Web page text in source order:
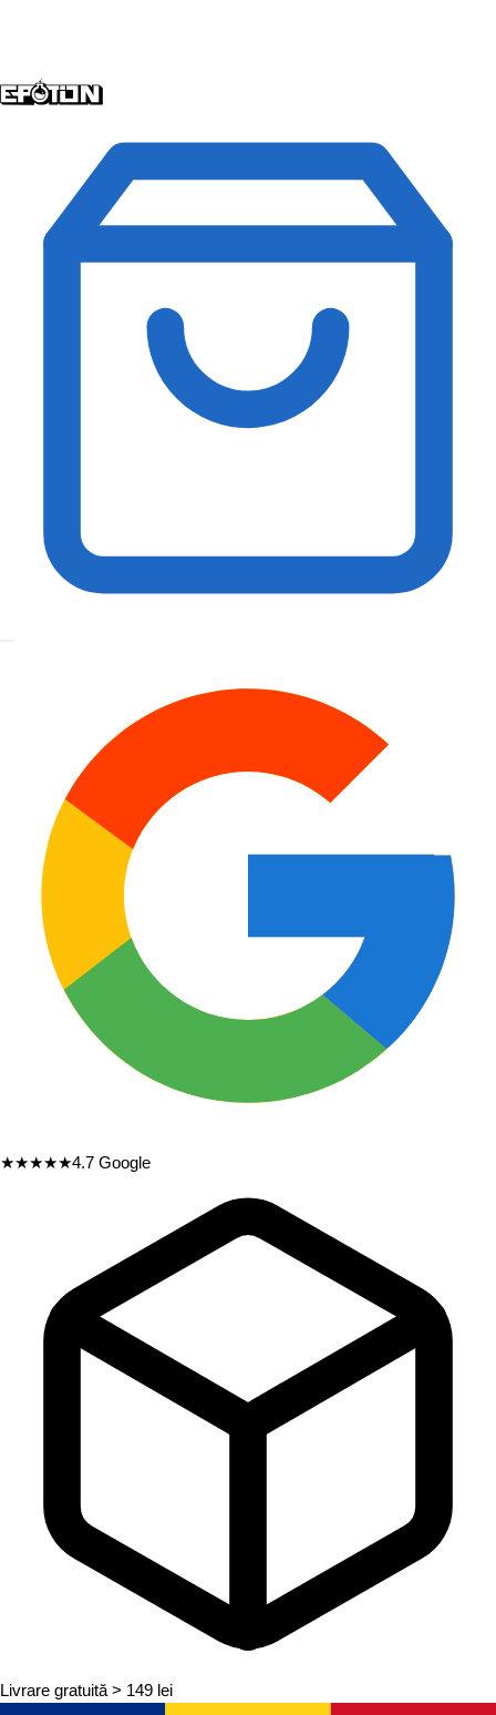
★★★★★4.7 Google
Livrare gratuită > 149 lei